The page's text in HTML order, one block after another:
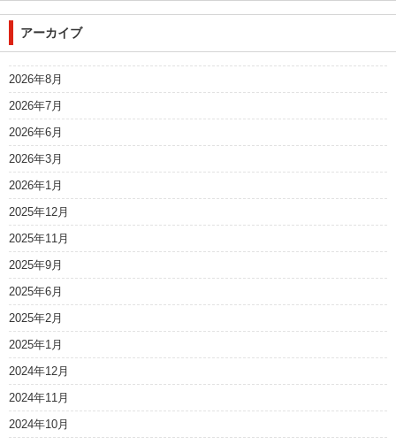
アーカイブ
2026年8月
2026年7月
2026年6月
2026年3月
2026年1月
2025年12月
2025年11月
2025年9月
2025年6月
2025年2月
2025年1月
2024年12月
2024年11月
2024年10月